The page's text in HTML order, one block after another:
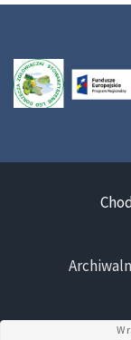
W